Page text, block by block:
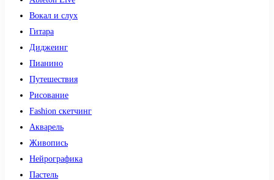
Вокал и слух
Гитара
Диджеинг
Пианино
Путешествия
Рисование
Fashion скетчинг
Акварель
Живопись
Нейрографика
Пастель